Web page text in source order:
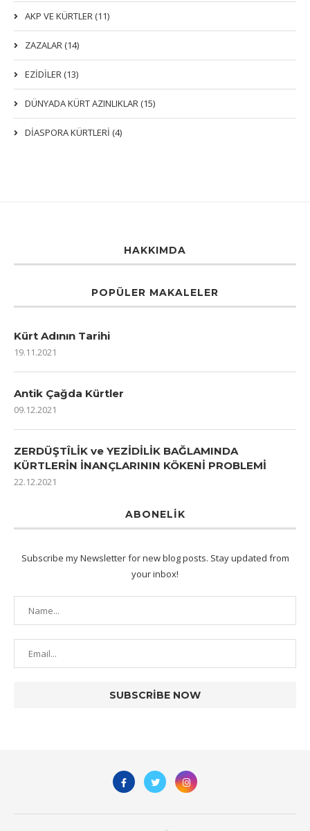
AKP VE KÜRTLER (11)
ZAZALAR (14)
EZIDILER (13)
DÜNYADA KÜRT AZINLIKLAR (15)
DİASPORA KÜRTLERİ (4)
HAKKIMDA
POPÜLER MAKALELER
Kürt Adının Tarihi
19.11.2021
Antik Çağda Kürtler
09.12.2021
ZERDÜŞTÎLİK ve YEZİDİLİK BAĞLAMINDA
KÜRTLERİN İNANÇLARININ KÖKENİ PROBLEMİ
22.12.2021
ABONELIK
Subscribe my Newsletter for new blog posts. Stay updated from
your inbox!